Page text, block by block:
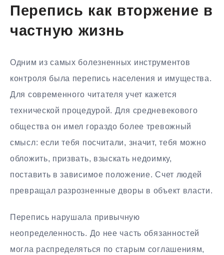
Перепись как вторжение в
частную жизнь
Одним из самых болезненных инструментов
контроля была перепись населения и имущества.
Для современного читателя учет кажется
технической процедурой. Для средневекового
общества он имел гораздо более тревожный
смысл: если тебя посчитали, значит, тебя можно
обложить, призвать, взыскать недоимку,
поставить в зависимое положение. Счет людей
превращал разрозненные дворы в объект власти.
Перепись нарушала привычную
неопределенность. До нее часть обязанностей
могла распределяться по старым соглашениям,